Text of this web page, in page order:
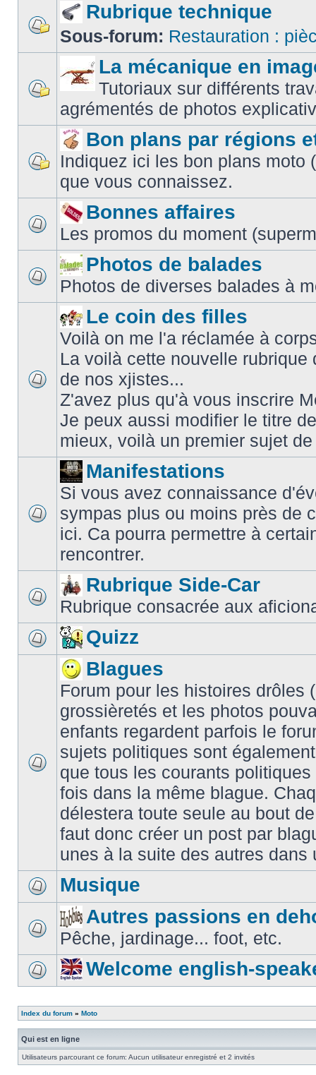
Rubrique technique
Sous-forum: Restauration :
La mécanique en
Tutoriaux sur différents
agrémentés de photos
Bon plans par régions
Indiquez ici les bon plans moto
que vous connaissez.
Bonnes affaires
Les promos du moment
Photos de balades
Photos de diverses balades à
Le coin des filles
Voilà on me l'a réclamée à
La voilà cette nouvelle
de nos xjistes...
Z'avez plus qu'à vous inscrire
Je peux aussi modifier le titre
mieux, voilà un premier sujet
Manifestations
Si vous avez connaissance
sympas plus ou moins près de
ici. Ca pourra permettre à
rencontrer.
Rubrique Side-Car
Rubrique consacrée aux
Quizz
Blagues
Forum pour les histoires drôles
grossièretés et les photos
enfants regardent parfois le
sujets politiques sont
que tous les courants
fois dans la même blague.
délestera toute seule au bout
faut donc créer un post par
unes à la suite des autres dans
Musique
Autres passions en
Pêche, jardinage... foot, etc.
Welcome english-
Index du forum » Moto
Qui est en ligne
Utilisateurs parcourant ce forum: Aucun utilisateur enregistré et 2 invités